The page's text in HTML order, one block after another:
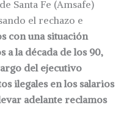
Santa Fe (Amsafe)
el rechazo e
con una situación
la década de los 90,
del ejecutivo
ilegales en los salarios
adelante reclamos